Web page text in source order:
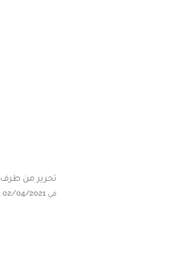
تحرير من طرف
في 02/04/2021 على الساعة 15:00